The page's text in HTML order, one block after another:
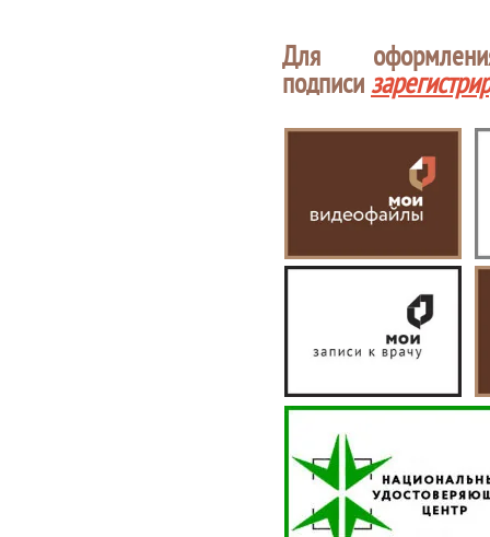
Для
подписи